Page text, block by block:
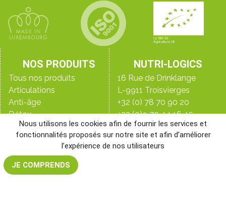
NOS PRODUITS
Tous nos produits
Articulations
Anti-âge
Détox
Digestion
Immunité
Peau, ongles & cheveux
Perte de poids
Santé de l’homme
NUTRI-LOGICS
16 Rue de Drinklange
L-9911 Troisvierges
+32 (0) 78 70 90 20
+33 (0)9 70 44 16 45
+352 28 33 98 98
Le blog
Qui sommes-nous ?
Nous utilisons les cookies afin de fournir les services et
fonctionnalités proposés sur notre site et afin d’améliorer
l’expérience de nos utilisateurs
JE COMPRENDS